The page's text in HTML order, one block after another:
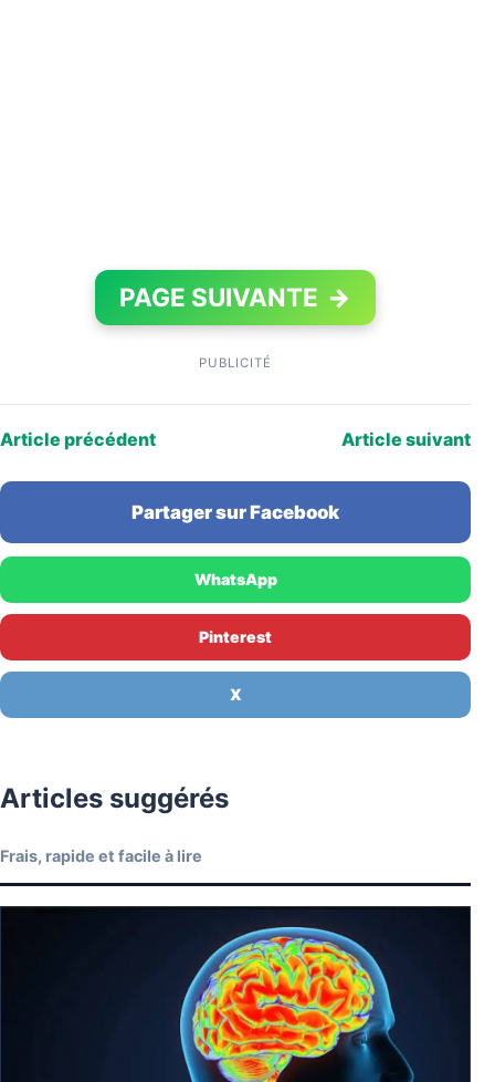
PAGE SUIVANTE →
PUBLICITÉ
Article précédent Article suivant
Partager sur Facebook
WhatsApp
Pinterest
X
Articles suggérés
Frais, rapide et facile à lire